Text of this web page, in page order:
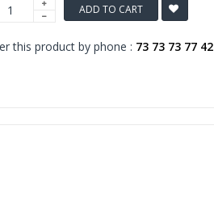
ADD TO CART
this product by phone : 73 73 73 77 42